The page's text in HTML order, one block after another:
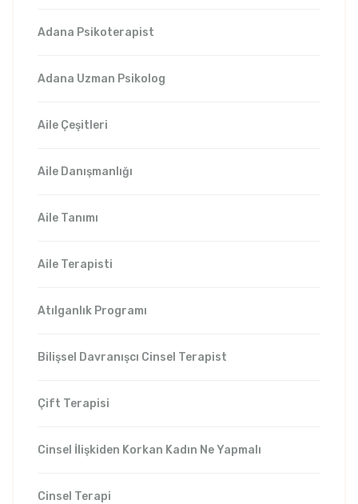
Adana Psikoterapist
Adana Uzman Psikolog
Aile Çeşitleri
Aile Danışmanlığı
Aile Tanımı
Aile Terapisti
Atılganlık Programı
Bilişsel Davranışcı Cinsel Terapist
Çift Terapisi
Cinsel İlişkiden Korkan Kadın Ne Yapmalı
Cinsel Terapi